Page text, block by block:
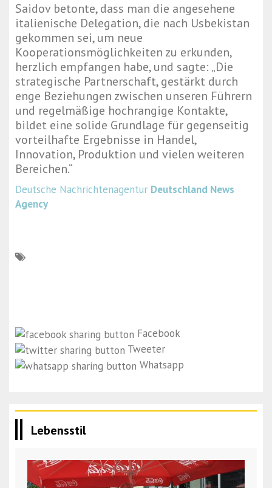
Saidov betonte, dass man die angesehene
italienische Delegation, die nach Usbekistan
gekommen sei, um neue
Kooperationsmöglichkeiten zu erkunden,
herzlich empfangen habe, und sagte: „Die
strategische Partnerschaft, gestärkt durch
enge Beziehungen zwischen unseren Führern
und regelmäßige hochrangige Kontakte,
bildet eine solide Grundlage für gegenseitig
vorteilhafte Ergebnisse in Handel,
Innovation, Produktion und vielen weiteren
Bereichen.“
Deutsche Nachrichtenagentur Deutschland News
Agency
Facebook
Tweeter
Whatsapp
Lebensstil